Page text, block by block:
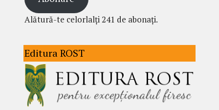
Alătură-te celorlalți 241 de abonați.
Editura ROST